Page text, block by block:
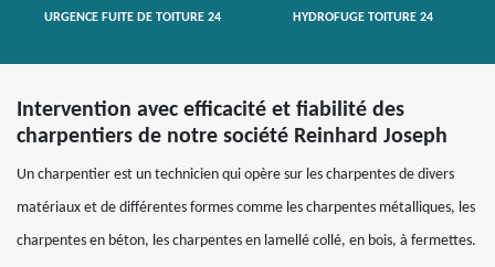
URGENCE FUITE DE TOITURE 24 HYDROFUGE TOITURE 24
Intervention avec efficacité et fiabilité des
charpentiers de notre société Reinhard Joseph
Un charpentier est un technicien qui opère sur les charpentes de divers
matériaux et de différentes formes comme les charpentes métalliques, les
charpentes en béton, les charpentes en lamellé collé, en bois, à fermettes.